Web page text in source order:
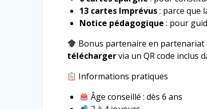
13 cartes Imprévus: parce que
Notice pédagogique : pour
Bonus partenaire en partenariat
téléchargervia un QR code inclus
Informations pratiques
Âge conseillé : dès 6 ans